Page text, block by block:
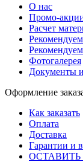
О нас
Промо-
Расчет
Фотогалерея
Документы
Оформление
Как заказать
Оплата
Доставка
Гарантии и
ОСТАВИТЬ